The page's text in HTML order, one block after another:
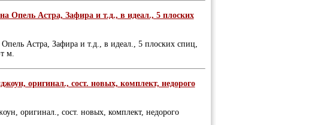
Опель Астра, Зафира и т.д., в идеал., 5 плоских
Астра, Зафира и т.д., в идеал., 5 плоских спиц,
м.
оригинал., сост. новых, комплект, недорого
оригинал., сост. новых, комплект, недорого